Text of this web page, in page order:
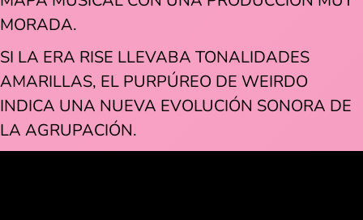
MORADA.
SI LA ERA RISE LLEVABA TONALIDADES
AMARILLAS, EL PURPÚREO DE WEIRDO
INDICA UNA NUEVA EVOLUCIÓN SONORA DE
LA AGRUPACIÓN.